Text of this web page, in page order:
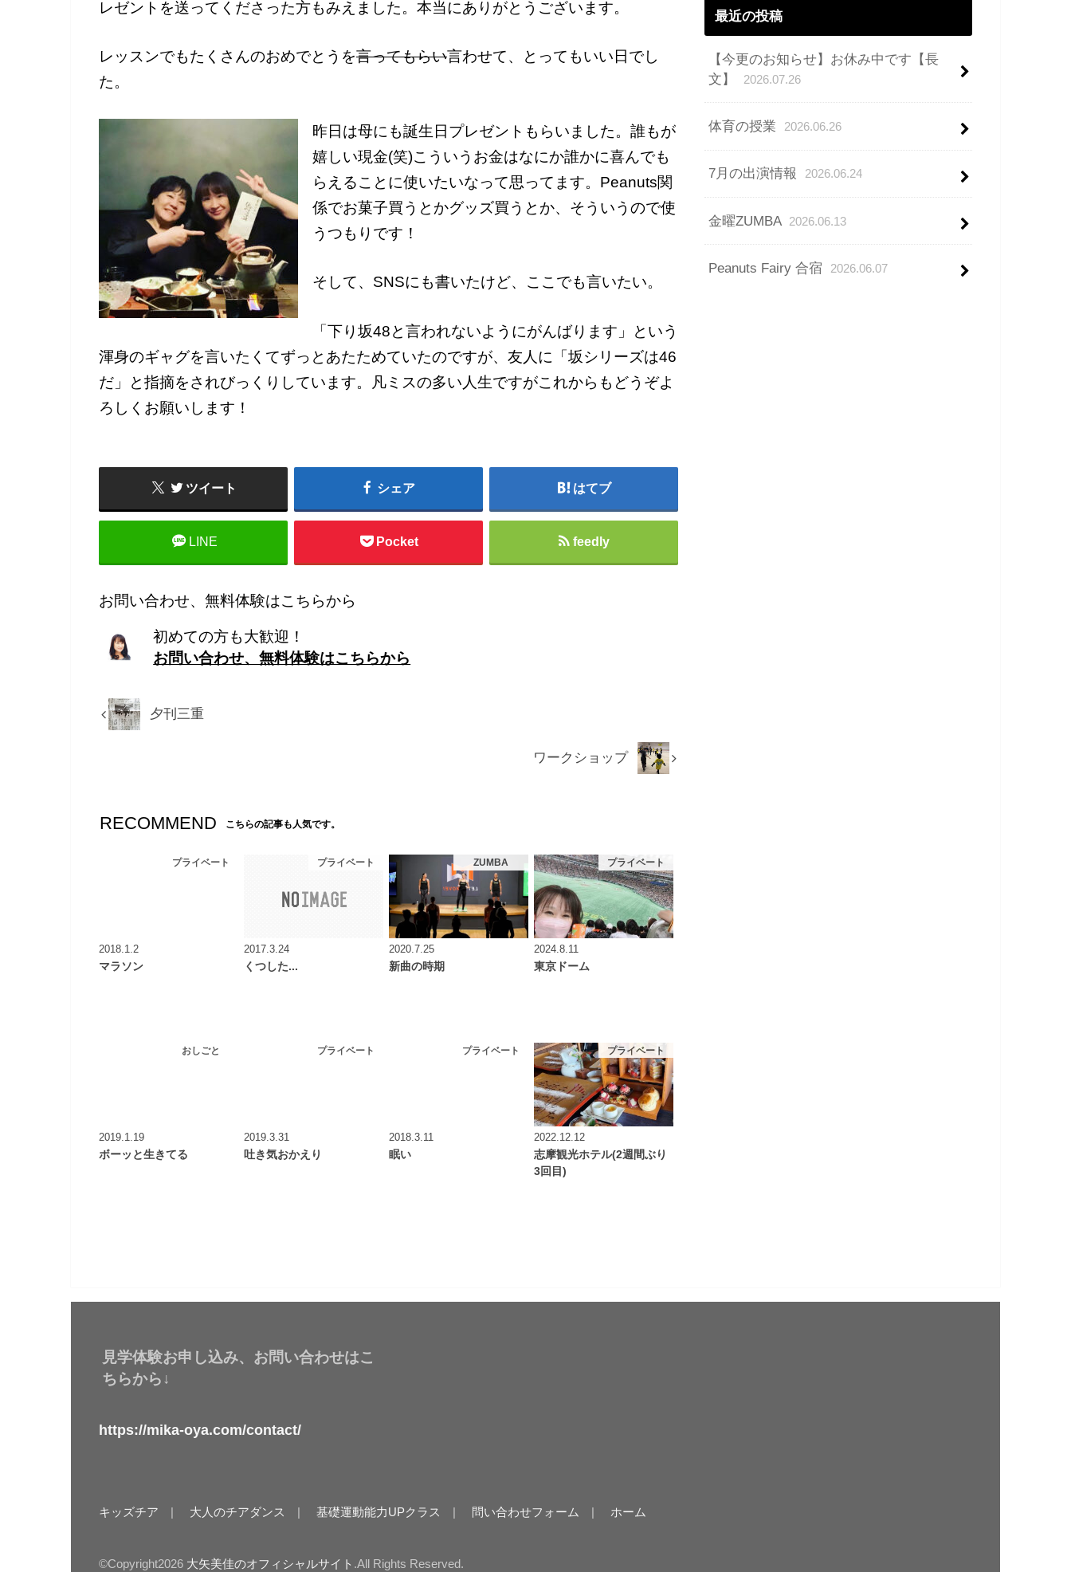
レゼントを送ってくださった方もみえました。本当にありがとうございます。
レッスンでもたくさんのおめでとうを言ってもらい言わせて、とってもいい日でし
た。
昨日は母にも誕生日プレゼントもらいました。誰もが
嬉しい現金(笑)こういうお金はなにか誰かに喜んでも
らえることに使いたいなって思ってます。Peanuts関
係でお菓子買うとかグッズ買うとか、そういうので使
うつもりです！
そして、SNSにも書いたけど、ここでも言いたい。
「下り坂48と言われないようにがんばります」という
渾身のギャグを言いたくてずっとあたためていたのですが、友人に「坂シリーズは46
だ」と指摘をされびっくりしています。凡ミスの多い人生ですがこれからもどうぞよ
ろしくお願いします！
ツイート シェア はてブ
LINE Pocket feedly
お問い合わせ、無料体験はこちらから
初めての方も大歓迎！
お問い合わせ、無料体験はこちらから
夕刊三重
ワークショップ
RECOMMEND こちらの記事も人気です。
プライベート
2018.1.2
マラソン
プライベート
2017.3.24
くつした...
ZUMBA
2020.7.25
新曲の時期
プライベート
2024.8.11
東京ドーム
おしごと
2019.1.19
ボーッと生きてる
プライベート
2019.3.31
吐き気おかえり
プライベート
2018.3.11
眠い
プライベート
2022.12.12
志摩観光ホテル(2週間ぶり
3回目)
最近の投稿
【今更のお知らせ】お休み中です【長
文】
2026.07.26
体育の授業 2026.06.26
7月の出演情報 2026.06.24
金曜ZUMBA 2026.06.13
Peanuts Fairy 合宿 2026.06.07
見学体験お申し込み、お問い合わせはこ
ちらから↓
https://mika-oya.com/contact/
キッズチア 大人のチアダンス 基礎運動能力UPクラス 問い合わせフォーム ホーム
©Copyright2026 大矢美佳のオフィシャルサイト .All Rights Reserved.